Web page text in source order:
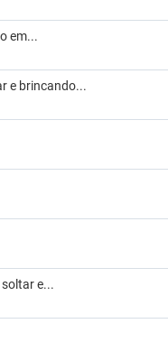
em...
e brincando...
e...